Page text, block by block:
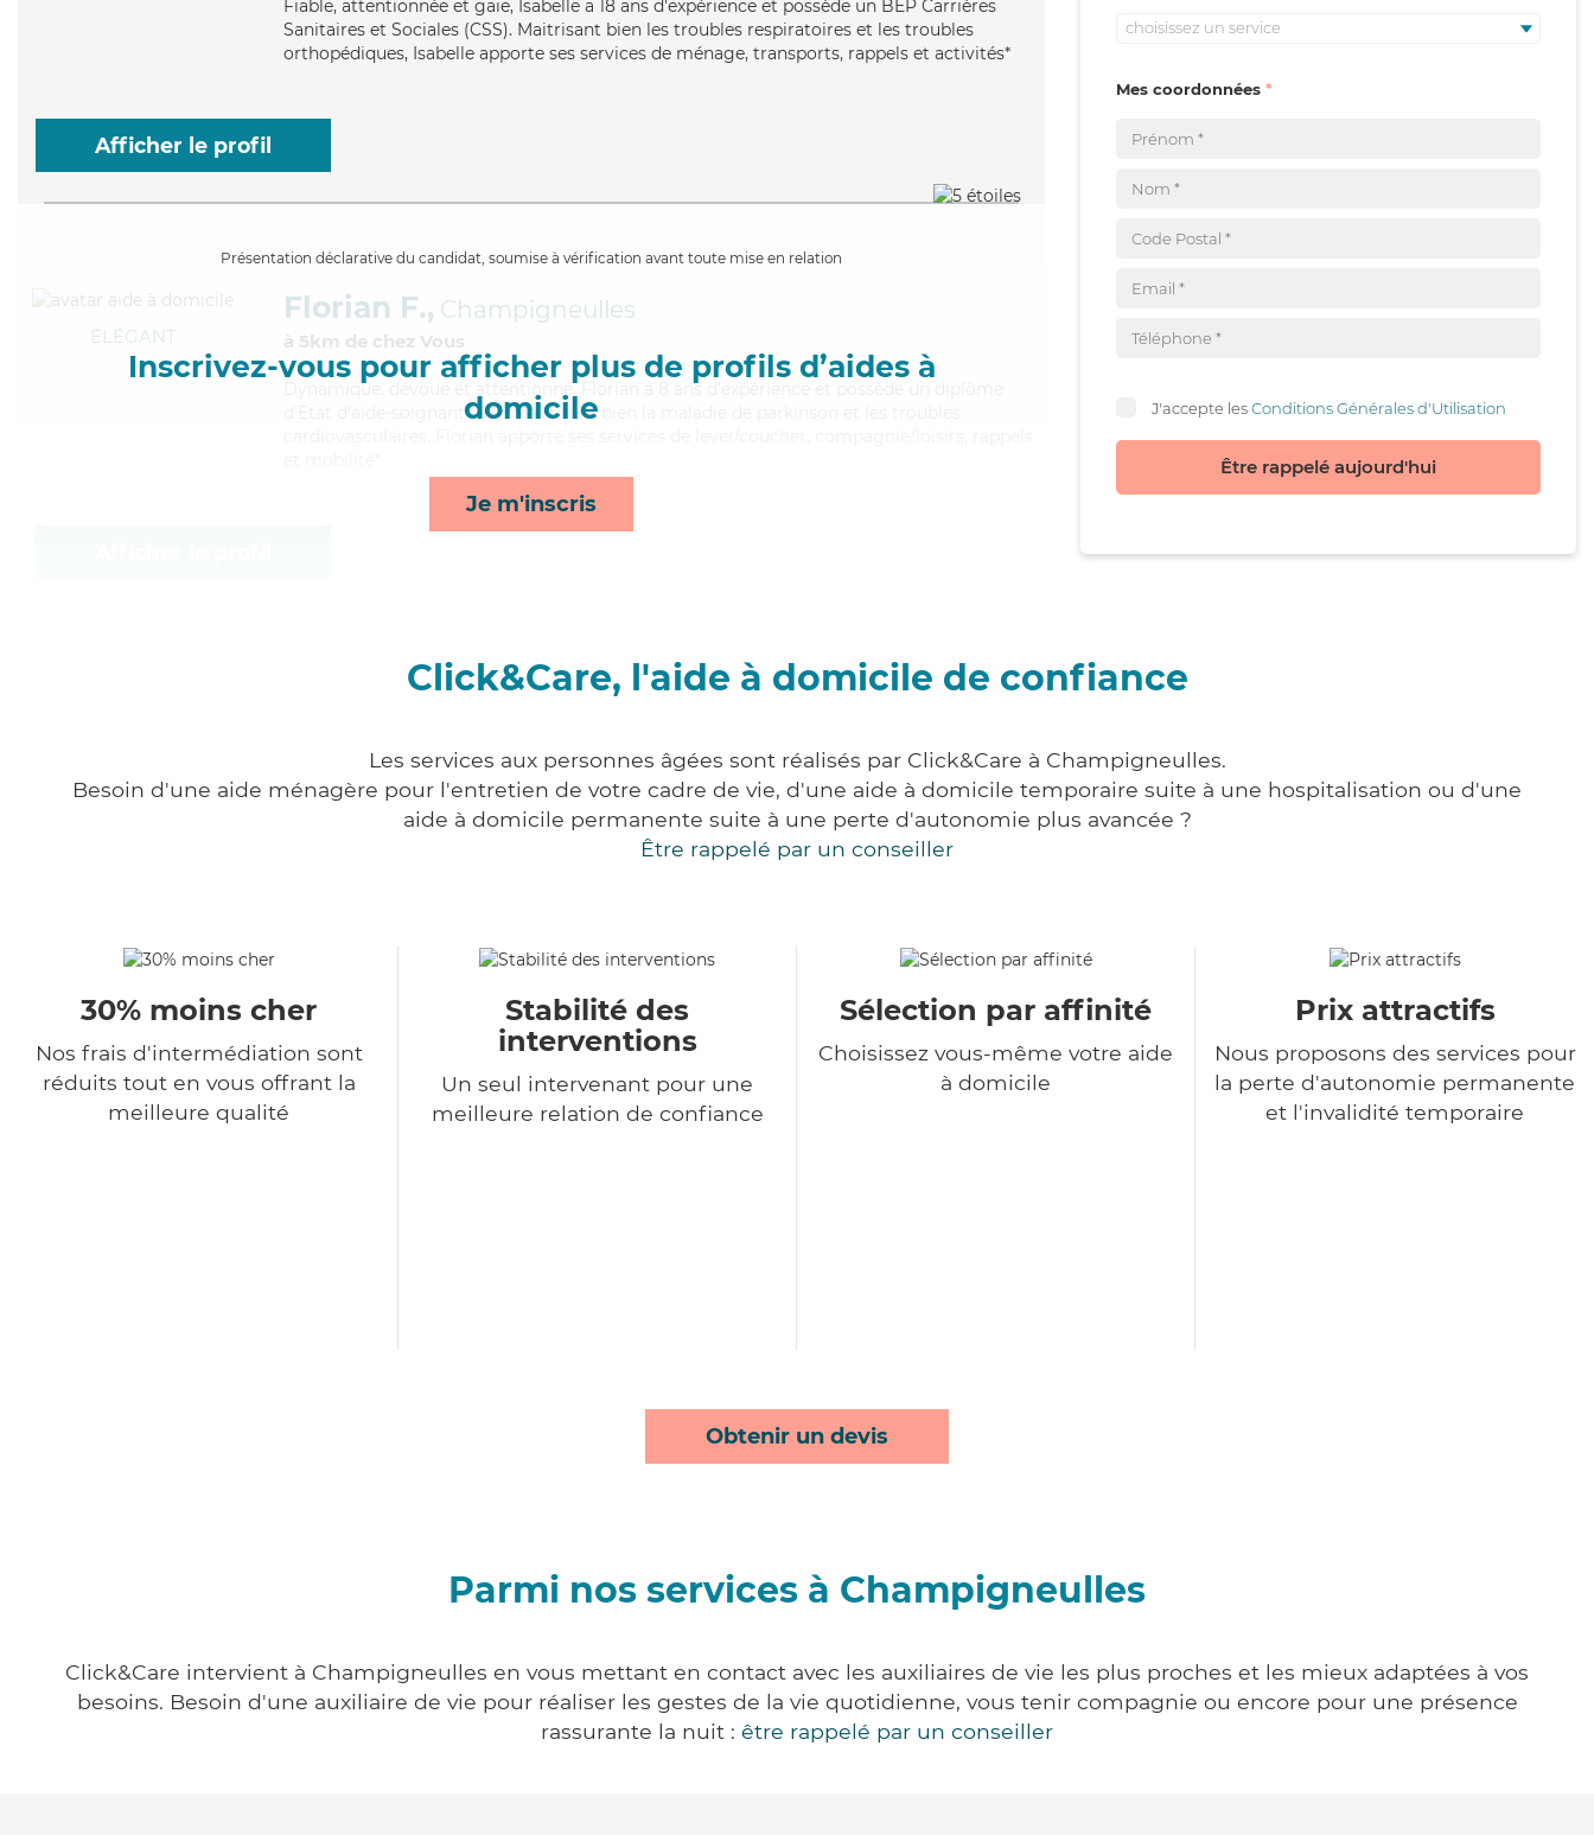
Fiable, attentionnée et gaie, Isabelle a 18 ans d'expérience et possède un BEP Carrières
Sanitaires et Sociales (CSS). Maitrisant bien les troubles respiratoires et les troubles
orthopédiques, Isabelle apporte ses services de ménage, transports, rappels et activités*
Afficher le profil
Présentation déclarative du candidat, soumise à vérification avant toute mise en relation
Inscrivez-vous pour afficher plus de profils d’aides à
domicile
Je m'inscris
ÉLÉGANT
Florian F., Champigneulles
à 5km de chez Vous
Dynamique
, dévoué et attentionné, Florian a 8 ans d'expérience et possède un diplôme
d'Etat d'aide-soignant (AS). Maitrisant bien la maladie de parkinson et les troubles
choisissez un service
Mes coordonnées
J'accepte lesConditions Générales d'Utilisation
Être rappelé aujourd'hui
Click&Care, l'aide à domicile de confiance
Les services aux personnes âgées sont réalisés par Click&Care à Champigneulles.
Besoin d'une aide ménagère pour l'entretien de votre cadre de vie, d'une aide à domicile temporaire suite à une hospitalisation ou d'une
aide à domicile permanente suite à une perte d'autonomie plus avancée ?
Être rappelé par un conseiller
30% moins cher
Nos frais d'intermédiation sont
réduits tout en vous offrant la
meilleure qualité
Stabilité des
interventions
Un seul intervenant pour une
meilleure relation de confiance
Sélection par affinité
Choisissez vous-même votre aide
à domicile
Prix attractifs
Nous proposons des services pour
la perte d'autonomie permanente
et l'invalidité temporaire
Obtenir un devis
Parmi nos services à Champigneulles
Click&Care intervient à Champigneulles en vous mettant en contact avec les auxiliaires de vie les plus proches et les mieux adaptées à vos
besoins. Besoin d'une auxiliaire de vie pour réaliser les gestes de la vie quotidienne, vous tenir compagnie ou encore pour une présence
rassurante la nuit : être rappelé par un conseiller